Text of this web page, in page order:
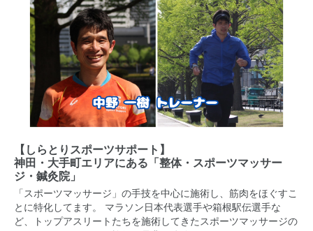
【しらとりスポーツサポート】
神田・大手町エリアにある 「整体・スポーツマッサー
ジ・鍼灸院」
「スポーツマッサージ」の手技を中心に施術し、筋肉をほぐすこ
とに特化してます。 マラソン日本代表選手や箱根駅伝選手な
ど、トップアスリートたちを施術してきたスポーツマッサージの